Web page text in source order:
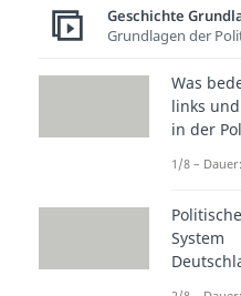
Nach
Studyflix zu
Geschichte
Grundlagen der
Was
links
in der
1/8 –
System